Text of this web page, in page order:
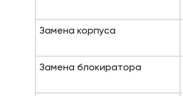
Замена корпуса
Замена блокиратора